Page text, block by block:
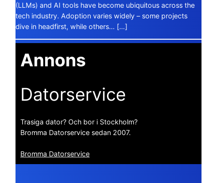
(LLMs) and AI tools have become ubiquitous across the
tech industry. Adoption varies widely – some projects
dive in headfirst, while others… […]
Annons
Datorservice
Trasiga dator? Och bor i Stockholm?
Bromma Datorservice sedan 2007.
Bromma Datorservice